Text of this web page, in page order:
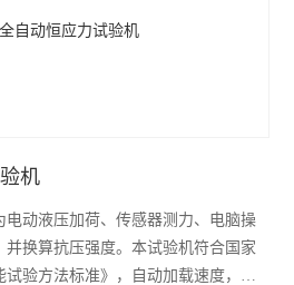
机
电动液压加荷、传感器测力、电脑操
换算抗压强度。本试验机符合国家
验方法标准》，自动加载速度，加